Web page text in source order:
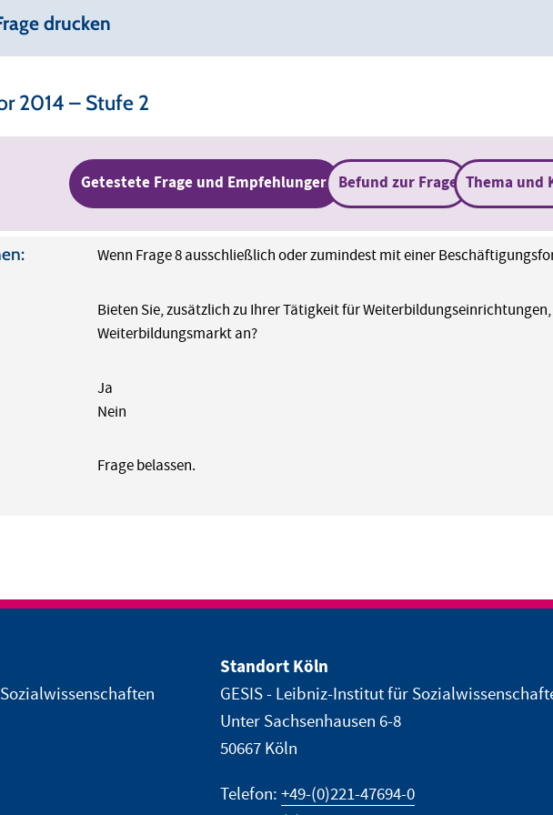
drucken
2014 – Stufe 2
Getestete Frage und Empfehlungen Befund zur Frage Thema und
Wenn Frage 8 ausschließlich oder zumindest mit einer
Bieten Sie, zusätzlich zu Ihrer Tätigkeit für
Weiterbildungsmarkt an?
Ja
Nein
Frage belassen.
Standort Köln
GESIS - Leibniz-Institut für
Unter Sachsenhausen 6-8
50667 Köln
Telefon: +49-(0)221-47694-0